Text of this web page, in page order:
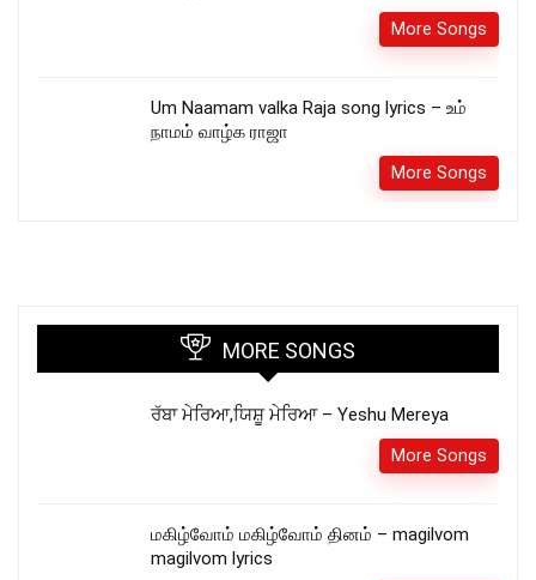
More Songs
Um Naamam valka Raja song lyrics – உம்
நாமம் வாழ்க ராஜா
More Songs
MORE SONGS
ਰੱਬਾ ਮੇਰਿਆ,ਯਿਸ਼ੂ ਮੇਰਿਆ – Yeshu Mereya
More Songs
மகிழ்வோம் மகிழ்வோம் தினம் – magilvom
magilvom lyrics